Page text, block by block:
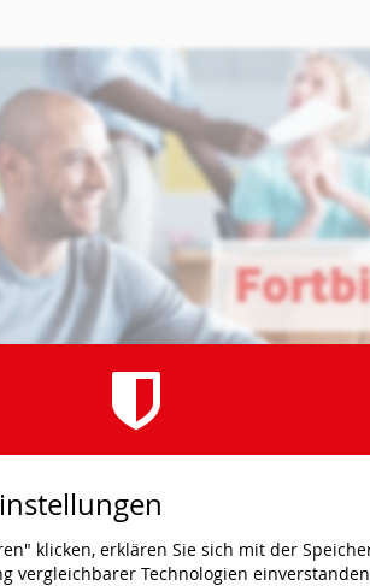
bis zur
unterstützen – von der
alspraktisches Werkzeug für Ihren
klicken, erklären Sie sich mit der
vergleichbarer Technologien